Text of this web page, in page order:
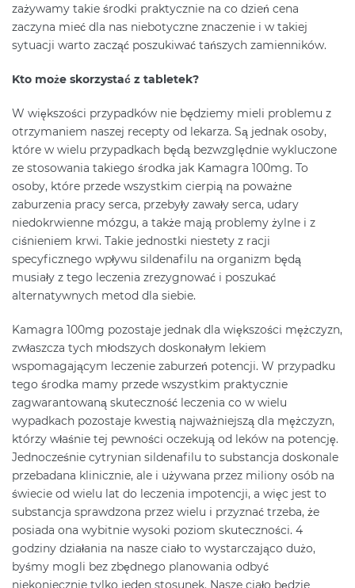
zażywamy takie środki praktycznie na co dzień cena
zaczyna mieć dla nas niebotyczne znaczenie i w takiej
sytuacji warto zacząć poszukiwać tańszych zamienników.
Kto może skorzystać z tabletek?
W większości przypadków nie będziemy mieli problemu z
otrzymaniem naszej recepty od lekarza. Są jednak osoby,
które w wielu przypadkach będą bezwzględnie wykluczone
ze stosowania takiego środka jak Kamagra 100mg. To
osoby, które przede wszystkim cierpią na poważne
zaburzenia pracy serca, przebyły zawały serca, udary
niedokrwienne mózgu, a także mają problemy żylne i z
ciśnieniem krwi. Takie jednostki niestety z racji
specyficznego wpływu sildenafilu na organizm będą
musiały z tego leczenia zrezygnować i poszukać
alternatywnych metod dla siebie.
Kamagra 100mg pozostaje jednak dla większości mężczyzn,
zwłaszcza tych młodszych doskonałym lekiem
wspomagającym leczenie zaburzeń potencji. W przypadku
tego środka mamy przede wszystkim praktycznie
zagwarantowaną skuteczność leczenia co w wielu
wypadkach pozostaje kwestią najważniejszą dla mężczyzn,
którzy właśnie tej pewności oczekują od leków na potencję.
Jednocześnie cytrynian sildenafilu to substancja doskonale
przebadana klinicznie, ale i używana przez miliony osób na
świecie od wielu lat do leczenia impotencji, a więc jest to
substancja sprawdzona przez wielu i przyznać trzeba, że
posiada ona wybitnie wysoki poziom skuteczności. 4
godziny działania na nasze ciało to wystarczająco dużo,
byśmy mogli bez zbędnego planowania odbyć
niekoniecznie tylko jeden stosunek. Nasze ciało będzie